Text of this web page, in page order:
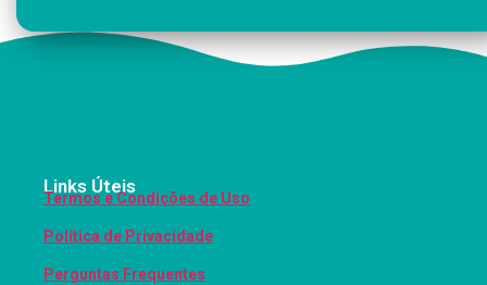
Links Úteis
Termos e Condições de Uso
Política de Privacidade
Perguntas Frequentes